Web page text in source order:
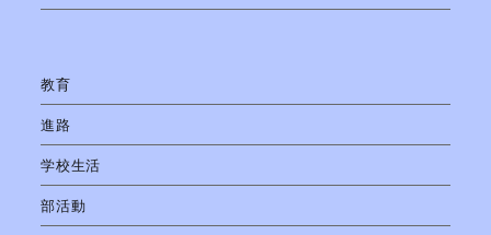
教育
進路
学校生活
部活動